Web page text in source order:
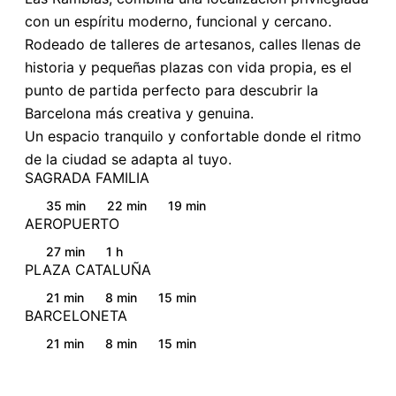
con un espíritu moderno, funcional y cercano.
Rodeado de talleres de artesanos, calles llenas de
historia y pequeñas plazas con vida propia, es el
punto de partida perfecto para descubrir la
Barcelona más creativa y genuina.
Un espacio tranquilo y confortable donde el ritmo
de la ciudad se adapta al tuyo.
SAGRADA FAMILIA
35 min 22 min 19 min
AEROPUERTO
27 min 1 h
PLAZA CATALUÑA
21 min 8 min 15 min
BARCELONETA
21 min 8 min 15 min